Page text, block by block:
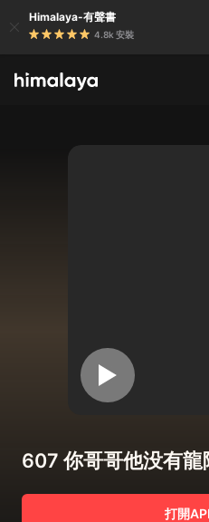
Himalaya-有聲書
4.8k 安裝
607 你哥哥他没有龍
打開